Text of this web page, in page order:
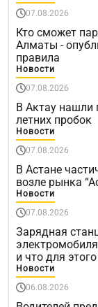
07.08.2026
Кто сможет
Алматы -
правила
Новости
07.08.2026
В Актау нашли
летних пробок
Новости
07.08.2026
В Астане
возле рынка
Новости
07.08.2026
Зарядная
и что для
Новости
06.08.2026